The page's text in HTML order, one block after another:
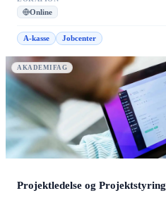
Online
A-kasse Jobcenter
AKADEMIFAG
Projektledelse og Projektstyring